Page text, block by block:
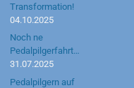
Transformation!
04.10.2025
Noch ne
Pedalpilgerfahrt…
31.07.2025
Pedalpilgern auf